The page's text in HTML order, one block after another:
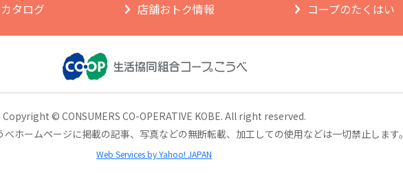
タログ 店舗おトク情報 コープのたくはい
Copyright © CONSUMERS CO-OPERATIVE KOBE. All right reserved.
ホームページに掲載の記事、 写真などの無断転載、加工しての使用などは一切禁止します。
Web Services by Yahoo! JAPAN